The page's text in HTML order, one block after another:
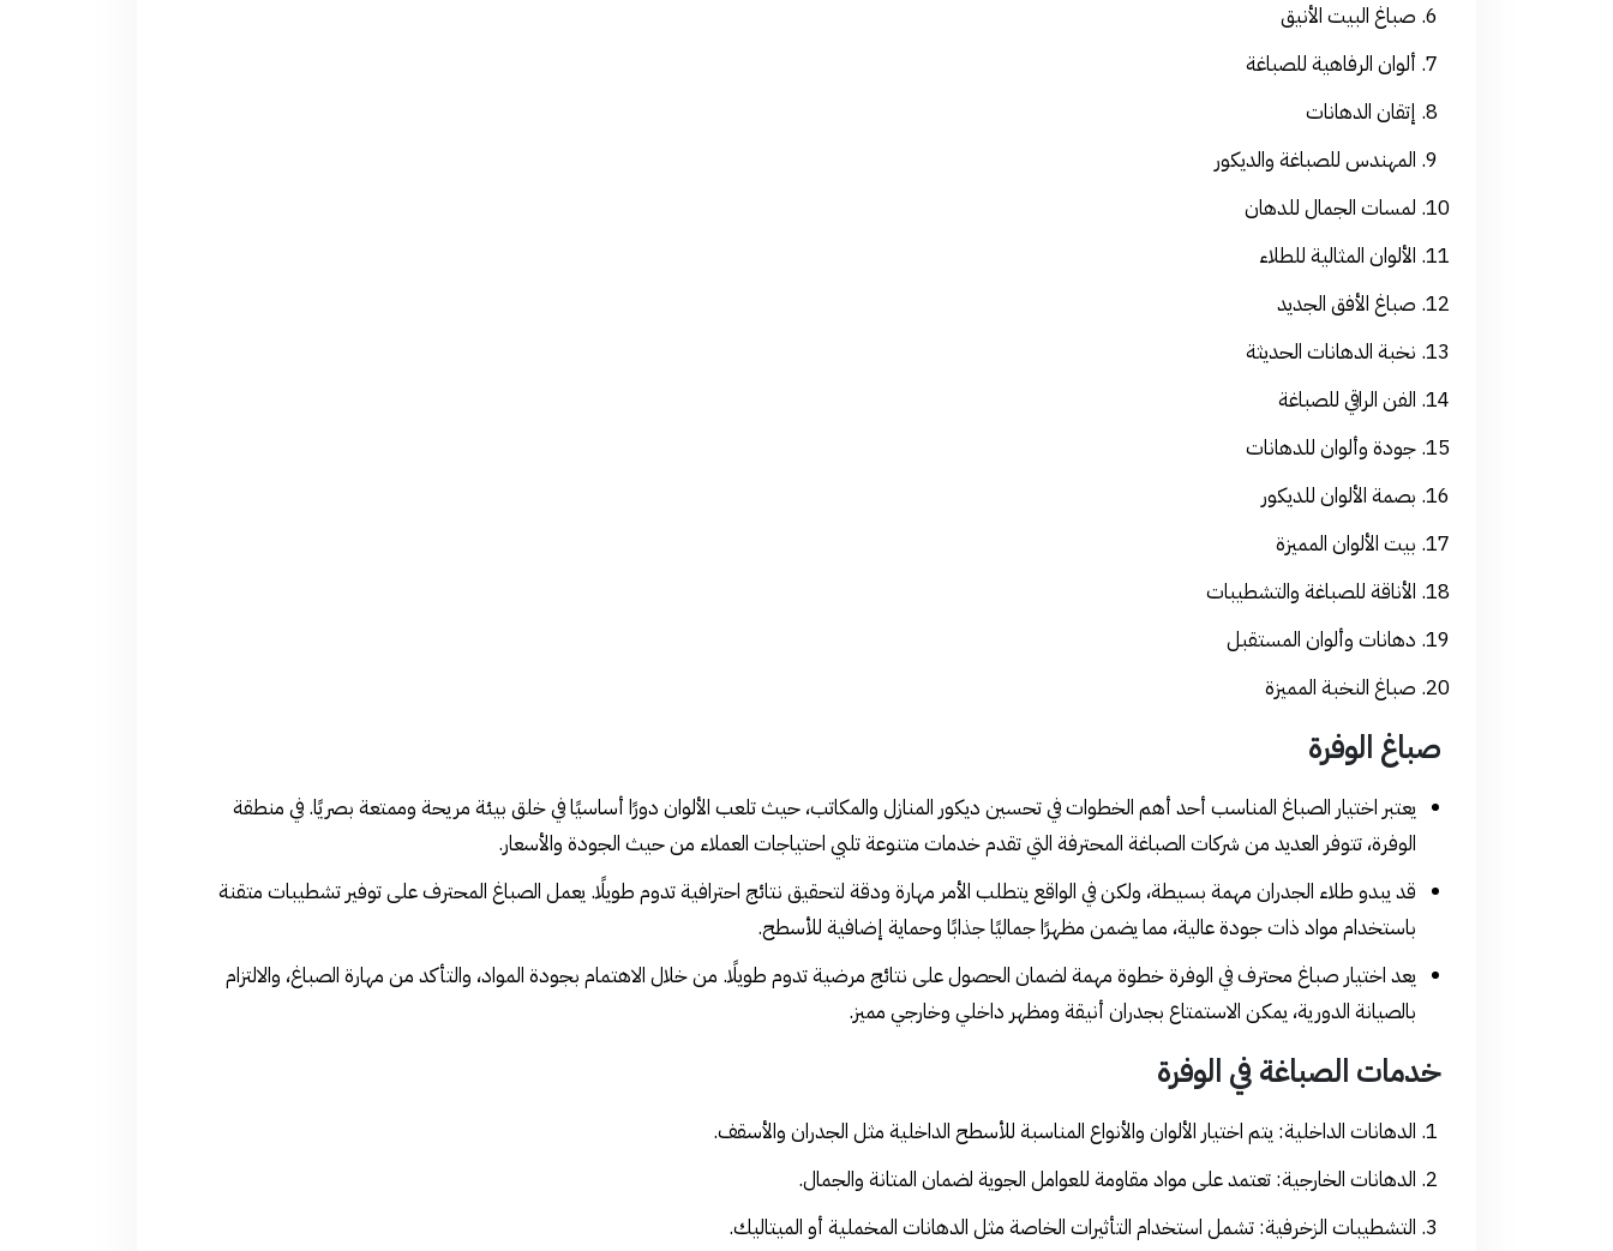
صباغ البيت الأنيق
ألوان الرفاهية للصباغة
إتقان الدهانات
المهندس للصباغة والديكور
لمسات الجمال للدهان
الألوان المثالية للطلاء
صباغ الأفق الجديد
نخبة الدهانات الحديثة
الفن الراقي للصباغة
جودة وألوان للدهانات
بصمة الألوان للديكور
بيت الألوان المميزة
الأناقة للصباغة والتشطيبات
دهانات وألوان المستقبل
صباغ النخبة المميزة
صباغ الوفرة
يعتبر اختيار الصباغ المناسب أحد أهم الخطوات في تحسين ديكور المنازل والمكاتب، حيث تلعب الألوان دورًا أساسيًا في خلق بيئة مريحة وممتعة بصريًا. في منطقة
الوفرة، تتوفر العديد من شركات الصباغة المحترفة التي تقدم خدمات متنوعة تلبي احتياجات العملاء من حيث الجودة والأسعار.
قد يبدو طلاء الجدران مهمة بسيطة، ولكن في الواقع يتطلب الأمر مهارة ودقة لتحقيق نتائج احترافية تدوم طويلًا. يعمل الصباغ المحترف على توفير تشطيبات متقنة
باستخدام مواد ذات جودة عالية، مما يضمن مظهرًا جماليًا جذابًا وحماية إضافية للأسطح.
يعد اختيار صباغ محترف في الوفرة خطوة مهمة لضمان الحصول على نتائج مرضية تدوم طويلًا. من خلال الاهتمام بجودة المواد، والتأكد من مهارة الصباغ، والالتزام
بالصيانة الدورية، يمكن الاستمتاع بجدران أنيقة ومظهر داخلي وخارجي مميز.
خدمات الصباغة في الوفرة
الدهانات الداخلية: يتم اختيار الألوان والأنواع المناسبة للأسطح الداخلية مثل الجدران والأسقف.
الدهانات الخارجية: تعتمد على مواد مقاومة للعوامل الجوية لضمان المتانة والجمال.
التشطيبات الزخرفية: تشمل استخدام التأثيرات الخاصة مثل الدهانات المخملية أو الميتاليك.